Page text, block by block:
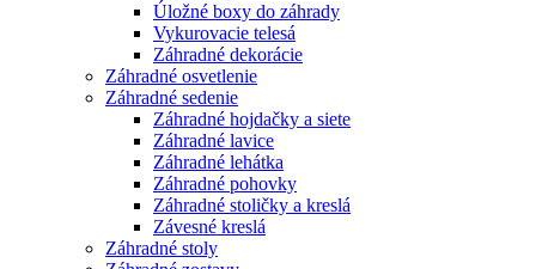
Úložné boxy do záhrady
Vykurovacie telesá
Záhradné dekorácie
Záhradné osvetlenie
Záhradné sedenie
Záhradné hojdačky a siete
Záhradné lavice
Záhradné lehátka
Záhradné pohovky
Záhradné stoličky a kreslá
Závesné kreslá
Záhradné stoly